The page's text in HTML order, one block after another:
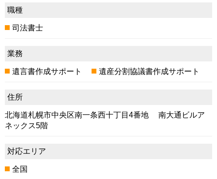
職種
司法書士
業務
遺言書作成サポート 遺産分割協議書作成サポート
住所
北海道札幌市中央区南一条西十丁目4番地 南大通ビルア
ネックス5階
対応エリア
全国